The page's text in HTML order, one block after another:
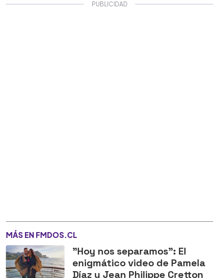
MÁS EN FMDOS.CL
"Hoy nos separamos": El
enigmático video de Pamela
Díaz y Jean Philippe Cretton